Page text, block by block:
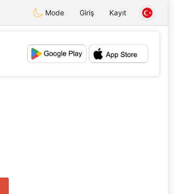
Mode Giriş Kayıt
💕